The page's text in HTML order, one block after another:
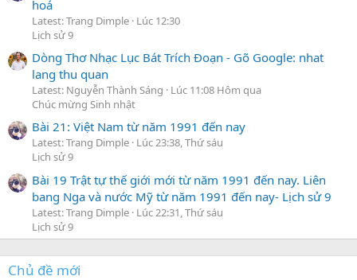
hoá
Latest: Trang Dimple Lúc 12:30
Lịch sử 9
Dòng Thơ Nhạc Lục Bát Trích Đoạn - Gõ Google: nhat
lang thu quan
Latest: Nguyễn Thành Sáng
Lúc 11:08 Hôm qua
Chúc mừng Sinh nhật
Bài 21: Việt Nam từ năm 1991 đến nay
Latest: Trang Dimple Lúc 23:38, Thứ sáu
Lịch sử 9
Bài 19 Trật tự thế giới mới từ năm 1991 đến nay. Liên
bang Nga và nước Mỹ từ năm 1991 đến nay- Lịch sử 9
Latest: Trang Dimple Lúc 22:31, Thứ sáu
Lịch sử 9
Chủ đề mới